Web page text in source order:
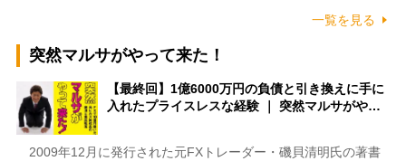
一覧を見る
突然マルサがやって来た！
【最終回】1億6000万円の負債と引き換えに手に
入れたプライスレスな経験 ｜ 突然マルサがや…
2009年12月に発行された元FXトレーダー・磯貝清明氏の著書